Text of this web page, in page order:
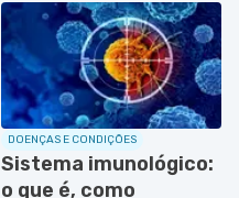
DOENÇAS E CONDIÇÕES
Sistema imunológico:
o que é, como